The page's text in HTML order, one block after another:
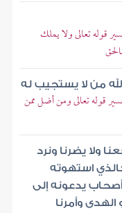
قوله تعالى ولا يملك
من لا يستجيب له
قوله تعالى ومن أضل ممن
ولا يضرنا ونرد
كالذي استهوته
يدعونه إلى
وأمرنا